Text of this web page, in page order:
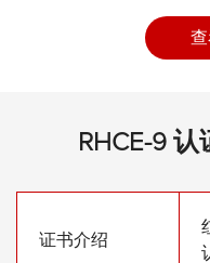
RHCE-9
证书介绍